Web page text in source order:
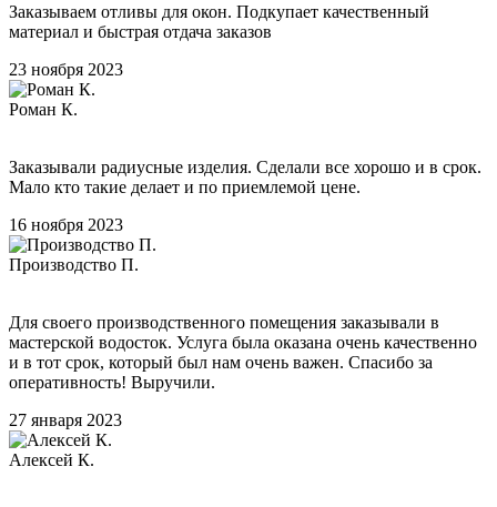
Заказываем отливы для окон. Подкупает качественный
материал и быстрая отдача заказов
23 ноября 2023
Роман К.
Заказывали радиусные изделия. Сделали все хорошо и в срок.
Мало кто такие делает и по приемлемой цене.
16 ноября 2023
Производство П.
Для своего производственного помещения заказывали в
мастерской водосток. Услуга была оказана очень качественно
и в тот срок, который был нам очень важен. Спасибо за
оперативность! Выручили.
27 января 2023
Алексей К.